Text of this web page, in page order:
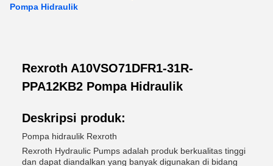
Pompa Hidraulik
Rexroth A10VSO71DFR1-31R-
PPA12KB2 Pompa Hidraulik
Deskripsi produk:
Pompa hidraulik Rexroth
Rexroth Hydraulic Pumps adalah produk berkualitas tinggi
dan dapat diandalkan yang banyak digunakan di bidang